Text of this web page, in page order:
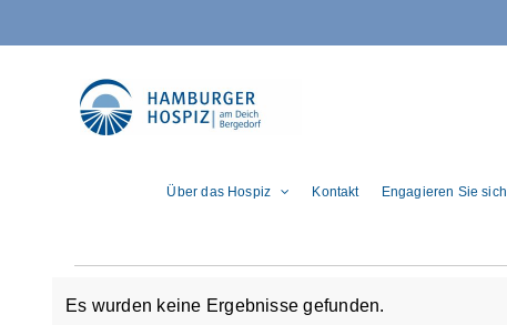
Inhalt
Über das Hospiz Kontakt Engagieren Sie sich
Veranstaltungen
Es wurden keine Ergebnisse gefunden.